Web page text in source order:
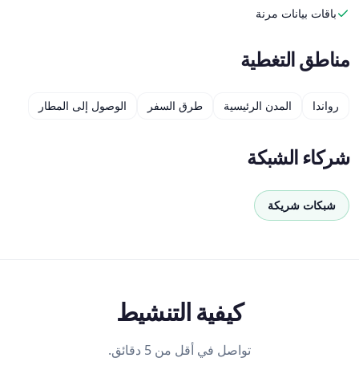
باقات بيانات مرنة
مناطق التغطية
رواندا المدن الرئيسية طرق السفر الوصول إلى المطار
شركاء الشبكة
شبكات شريكة
كيفية التنشيط
تواصل في أقل من 5 دقائق.